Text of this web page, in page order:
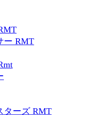
ー RMT
ターズ RMT